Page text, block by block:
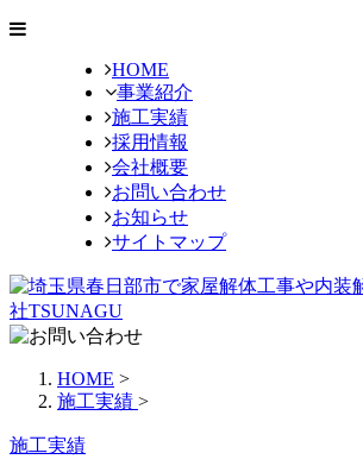
HOME
事業紹介
施工実績
採用情報
会社概要
お問い合わせ
お知らせ
サイトマップ
HOME >
施工実績 >
施工実績